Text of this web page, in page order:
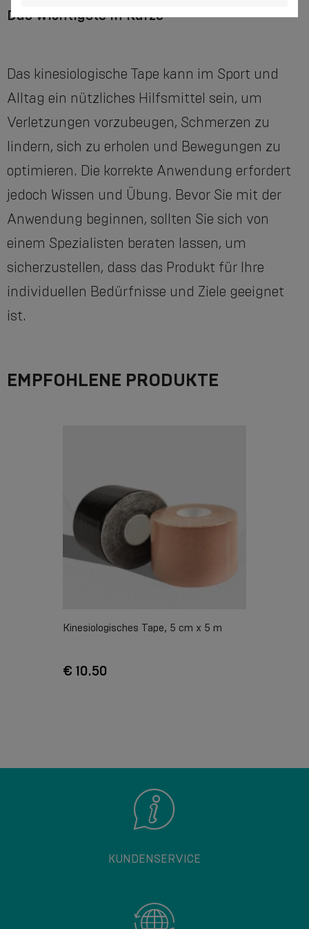
Das Wichtigste in Kürze
Das kinesiologische Tape kann im Sport und
Alltag ein nützliches Hilfsmittel sein, um
Verletzungen vorzubeugen, Schmerzen zu
lindern, sich zu erholen und Bewegungen zu
optimieren. Die korrekte Anwendung erfordert
jedoch Wissen und Übung. Bevor Sie mit der
Anwendung beginnen, sollten Sie sich von
einem Spezialisten beraten lassen, um
sicherzustellen, dass das Produkt für Ihre
individuellen Bedürfnisse und Ziele geeignet
ist.
EMPFOHLENE PRODUKTE
Kinesiologisches Tape, 5 cm x 5 m
€ 10.50
KUNDENSERVICE